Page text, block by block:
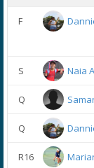
F
S Naia
Q
Q
R16